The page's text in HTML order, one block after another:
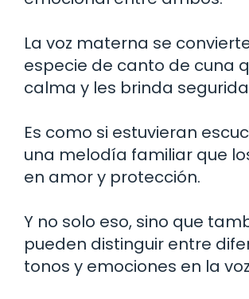
La voz materna se
especie de canto de cuna
calma y les brinda
Es como si estuvieran
una melodía familiar que
en amor y protección.
Y no solo eso, sino que
pueden distinguir entre
tonos y emociones en la